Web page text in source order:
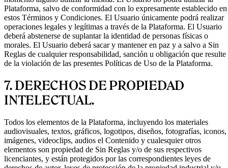
Plataforma, salvo de conformidad con lo expresamente establecido en
estos Términos y Condiciones. El Usuario únicamente podrá realizar
operaciones legales y legítimas a través de la Plataforma. El Usuario
deberá abstenerse de suplantar la identidad de personas físicas o
morales. El Usuario deberá sacar y mantener en paz y a salvo a Sin
Reglas de cualquier responsabilidad, sanción u obligación que resulte
de la violación de las presentes Políticas de Uso de la Plataforma.
7. DERECHOS DE PROPIEDAD
INTELECTUAL.
Todos los elementos de la Plataforma, incluyendo los materiales
audiovisuales, textos, gráficos, logotipos, diseños, fotografías, iconos,
imágenes, videoclips, audios el Contenido y cualesquier otros
elementos son propiedad de Sin Reglas y/o de sus respectivos
licenciantes, y están protegidos por las correspondientes leyes de